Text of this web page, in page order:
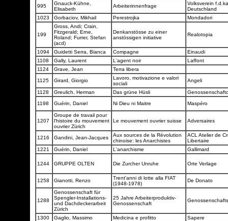
995
Gnauck-Kühne,
Elisabeth
Arbeiterinnenfrage
Volksverein
Deutschland
1023
Gorbaciov, Mikhail Perestrojka Mondadori
199
Gross, Andi; Crain,
Fitzgerald; Erne,
Roland; Furrer, Stefan
(acd)
Denkanstösse zu einer
anstössigen initiative
Realotopia
1094 Guidetti Serra, Bianca Compagne
Einaudi
1108
Gally, Laurent L'agent noir
Laffont
1124
Grave, Jean
Terra libera
1125
Girard, Giorgio
Lavoro, motivazione e valori
sociali
Angeli
1128 Greulich, Herman Das grüne Hüsli
1198
Guérin, Daniel Ni Dieu ni Maitre Maspéro
1207
Groupe de travail pour
l'histoire du mouvement
ouvrier Zürich
Le mouvement ouvrier suisse Adversaires
1216 Gandini, Jean-Jacques
Aux sources de la Révolution
chinoise: les Anarchistes
ACL Atelier de
Libertaire
1221
Guérin, Daniel L'anarchisme Gallimard
1244 GRUPPE OLTEN Die Zurcher Unruhe Orte Verlage
1258 Gianotti, Renzo
Trent'anni di lotte alla FIAT
(1948-1978)
De Donato
1288
Genossenschaft für
Spengler-Installations-
und Dachdeckerarbeit
Zürich
25 Jahre Arbeiterproduktiv-
Genossenschaft
1300 Gaglio, Massimo Medicina e profitto
Sapere